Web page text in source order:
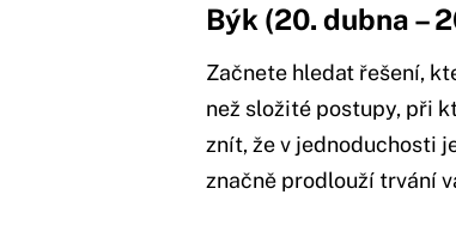
Býk (20. dubna –
Začnete hledat řešení,
než složité postupy, při
znít, že v jednoduchosti
značně prodlouží trvání